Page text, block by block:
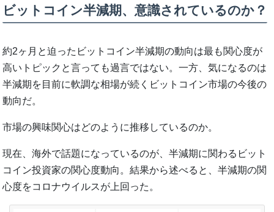
ビットコイン半減期、意識されているのか？
約2ヶ月と迫ったビットコイン半減期の動向は最も関心度が
高いトピックと言っても過言ではない。一方、気になるのは
半減期を目前に軟調な相場が続くビットコイン市場の今後の
動向だ。
市場の興味関心はどのように推移しているのか。
現在、海外で話題になっているのが、半減期に関わるビット
コイン投資家の関心度動向。結果から述べると、半減期の関
心度をコロナウイルスが上回った。